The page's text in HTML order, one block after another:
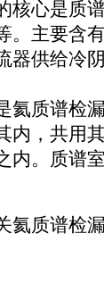
核心是质
。主要含
器供给冷
氦质谱检
内，共用
内。质谱
氦质谱检